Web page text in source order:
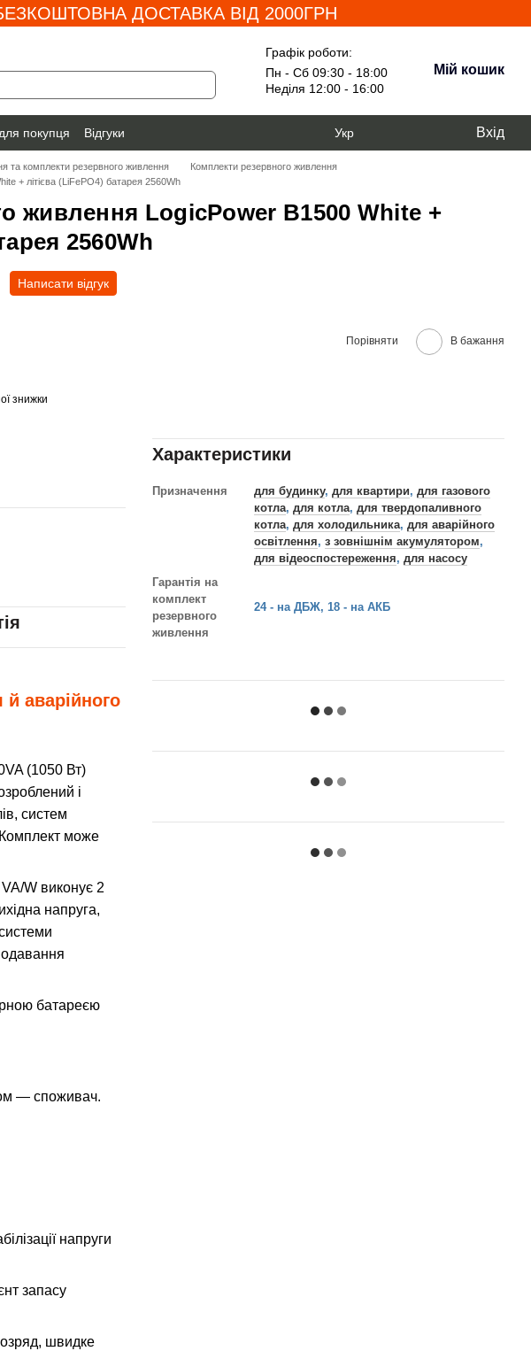
ДОСТАВКА ВІД 2000ГРН
Графік роботи:
Пн - Сб 09:30 - 18:00
Неділя 12:00 - 16:00
Мій кошик
покупця
Відгуки
Укр Вхід
та комплекти резервного живлення
Комплекти резервного живлення
+ літієва (LiFePO4) батарея 2560Wh
живлення LogicPower B1500 White +
2560Wh
Написати відгук
Порівняти В бажання
знижки
Характеристики
Призначення для будинку, для квартири, для газового
котла, для котла, для твердопаливного
котла, для холодильника, для аварійного
освітлення, з зовнішнім акумулятором,
для відеоспостереження, для насосу
Гарантія на
комплект
резервного
живлення
24 - на ДБЖ, 18 - на АКБ
аварійного
(1050 Вт)
і
систем
Комплект може
W виконує 2
напруга,
батареєю
— споживач.
напруги
запасу
швидке